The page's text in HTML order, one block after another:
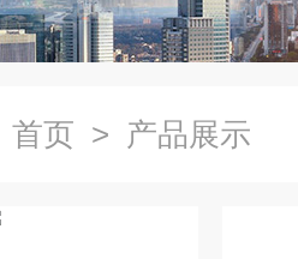
首页 > 产品展示